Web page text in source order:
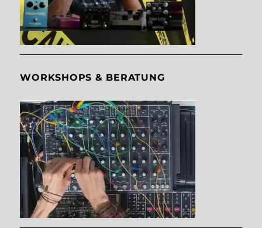
WORKSHOPS & BERATUNG